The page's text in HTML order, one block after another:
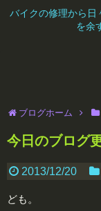
バイクの修理から日
を余
ブログホーム
今日のブログ
2013/12/20
ども。